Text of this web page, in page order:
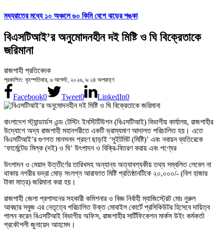
মধ্যরাতের মধ্যে ১০ অঞ্চলে ৬০ কিমি বেগে ঝড়ের শঙ্কা
বিএসটিআই’র অনুমোদনহীন দই মিষ্টি ও ঘি বিক্রেতাকে
জরিমানা
রাজশাহী প্রতিবেদক
প্রকাশিত: বৃহস্পতিবার, ৬ আগস্ট, ২০২৬, ৯:২৪ অপরাহ্ণ
Facebook0 Tweet0 LinkedIn0
বাংলাদেশ স্ট্যান্ডার্ডস এন্ড টেস্টিং ইনস্টিটিউশন (বিএসটিআই) বিভাগীয় কার্যালয়, রাজশাহীর
উদ্যোগে অদ্য রাজশাহী মহানগরীতে একটি ভ্রাম্যমাণ আদালত পরিচালিত হয়। এতে
বিএসটিআই’র গুণগত মানসনদ গ্রহণ ছাড়াই ‘সুইটমিট (মিষ্টি)’ এবং নবায়ন ব্যতিরেকে
‘ফার্মেন্টেড মিল্ক (দই) ও ঘি’ উৎপাদন ও বিক্রি-বিতরণ করায় এবং পণ্যের
উৎপাদন ও মেয়াদ উত্তীর্ণের তারিখসহ অন্যান্য অত্যাবশ্যকীয় তথ্য সম্বলিত লেবেল না
থাকায় নগরীর ভদ্রা মোড় সংলগ্ন আরাফাত মিষ্টি প্রতিষ্ঠানটিকে ২০,০০০/- (বিশ হাজার
টাকা মাত্র) জরিমানা করা হয়।
রাজশাহী জেলা প্রশাসনের সহকারী কমিশনার ও বিজ্ঞ নির্বাহী ম্যাজিস্ট্রেট মোঃ নুরুল
আবছার সবুজ এর নেতৃত্বে পরিচালিত উক্ত মোবাইল কোর্টে প্রসিকিউটর হিসেবে দায়িত্ব
পালন করেন বিএসটিআই বিভাগীয় অফিস, রাজশাহীর সার্টিফিকেশন মার্কস উইং কর্মকর্তা
প্রকৌশলী জুনায়েদ আহমেদ।